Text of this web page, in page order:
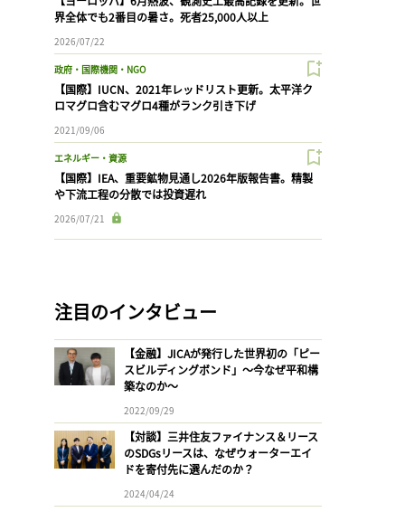
界全体でも2番目の暑さ。死者25,000人以上
2026/07/22
政府・国際機関・NGO
【国際】IUCN、2021年レッドリスト更新。太平洋ク
ロマグロ含むマグロ4種がランク引き下げ
2021/09/06
エネルギー・資源
【国際】IEA、重要鉱物見通し2026年版報告書。精製
や下流工程の分散では投資遅れ
2026/07/21
注目のインタビュー
【金融】JICAが発行した世界初の「ピー
スビルディングボンド」〜今なぜ平和構
築なのか〜
2022/09/29
【対談】三井住友ファイナンス＆リース
のSDGsリースは、なぜウォーターエイ
ドを寄付先に選んだのか？
2024/04/24